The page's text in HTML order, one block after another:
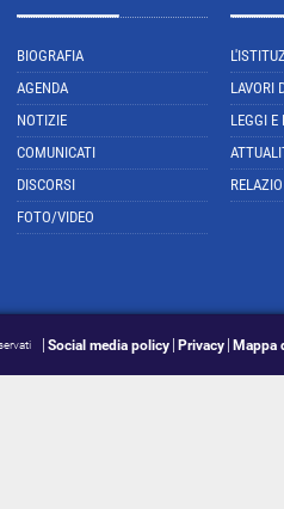
BIOGRAFIA
AGENDA
NOTIZIE
COMUNICATI
DISCORSI
FOTO/VIDEO
LAVORI
LEGGI E
Social media policy Privacy Mappa